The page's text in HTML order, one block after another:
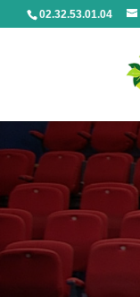
02.32.53.01.04